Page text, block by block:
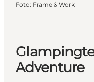
Foto: Frame & Work
Adventure